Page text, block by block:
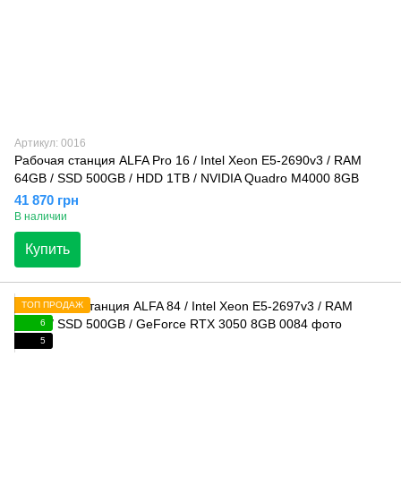
Артикул: 0016
Рабочая станция ALFA Pro 16 / Intel Xeon E5-2690v3 / RAM
64GB / SSD 500GB / HDD 1TB / NVIDIA Quadro M4000 8GB
41 870 грн
В наличии
Купить
ТОП ПРОДАЖ
6
5